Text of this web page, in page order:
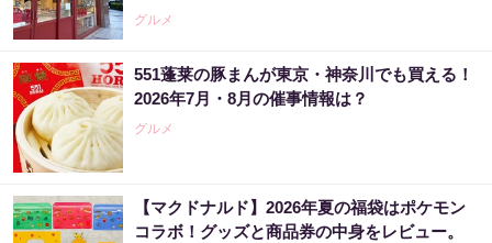
グルメ
551蓬莱の豚まんが東京・神奈川でも買える！
2026年7月・8月の催事情報は？
グルメ
【マクドナルド】2026年夏の福袋はポケモン
コラボ！グッズと商品券の中身をレビュー。